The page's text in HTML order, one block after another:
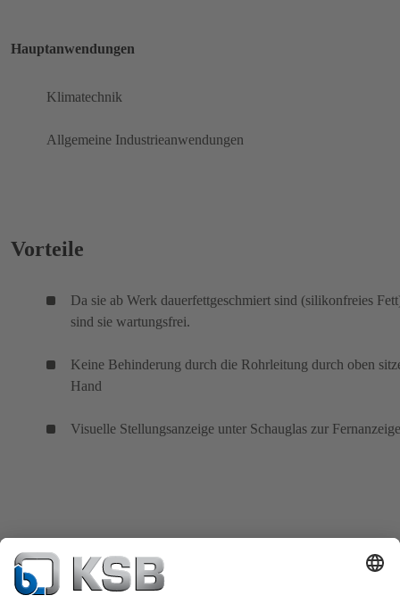
Hauptanwendungen
Klimatechnik
Allgemeine Industrieanwendungen
Vorteile
Da sie ab Werk dauerfettgeschmiert sind (silikonfreies
sind sie wartungsfrei.
Keine Behinderung durch die Rohrleitung durch oben
Hand
Visuelle Stellungsanzeige unter Schauglas zur Fernanzeige